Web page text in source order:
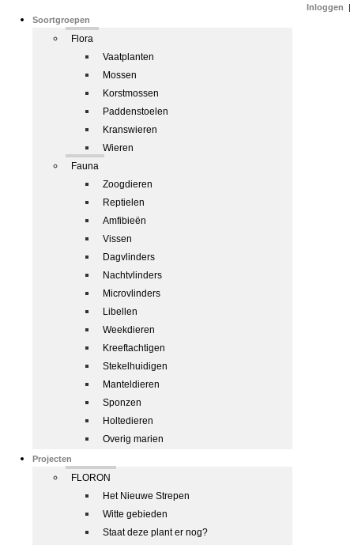
Soortgroepen
Flora
Vaatplanten
Mossen
Korstmossen
Paddenstoelen
Kranswieren
Wieren
Fauna
Zoogdieren
Reptielen
Amfibieën
Vissen
Dagvlinders
Nachtvlinders
Microvlinders
Libellen
Weekdieren
Kreeftachtigen
Stekelhuidigen
Manteldieren
Sponzen
Holtedieren
Overig marien
Projecten
FLORON
Het Nieuwe Strepen
Witte gebieden
Staat deze plant er nog?
Inloggen |